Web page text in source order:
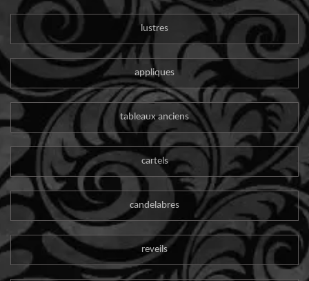
lustres
appliques
tableaux anciens
cartels
candelabres
reveils